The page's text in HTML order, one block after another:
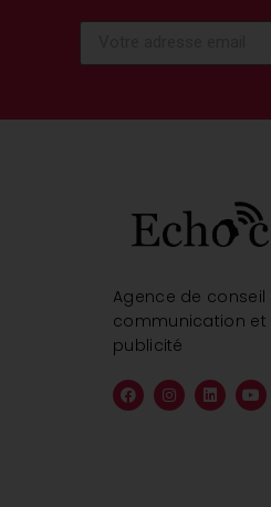
Agence de conseil
communication et
publicité